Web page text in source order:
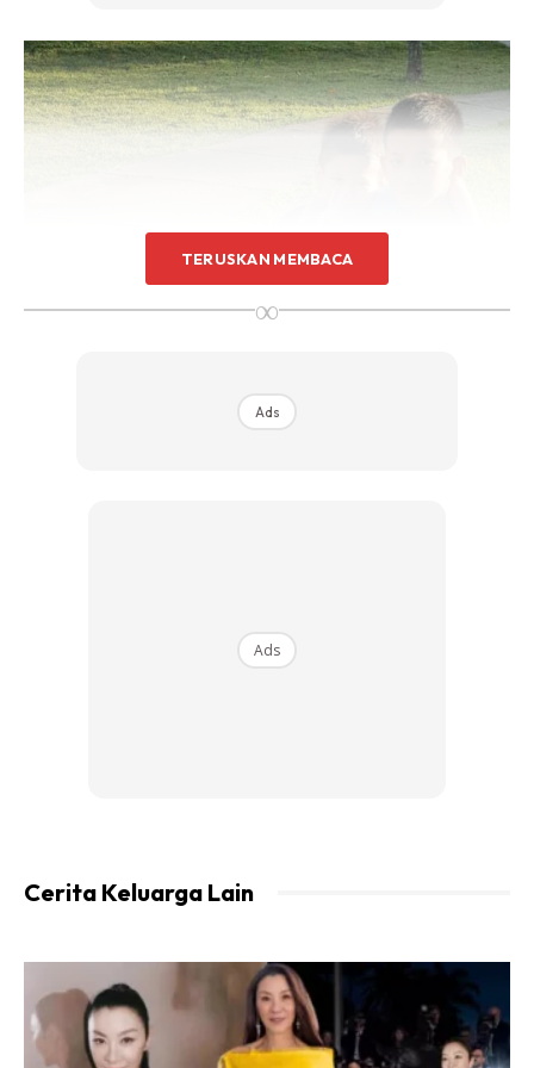
yang tak dapat relate dengan realiti yang bakal
Contoh yang pertama, mereka masih samar-samar
memahami bagaimana proses akil baligh itu terjadi.
Yang mereka faham, air mani akan keluar setelah
TERUSKAN MEMBACA
∞
Ads
Ads
Cerita Keluarga Lain